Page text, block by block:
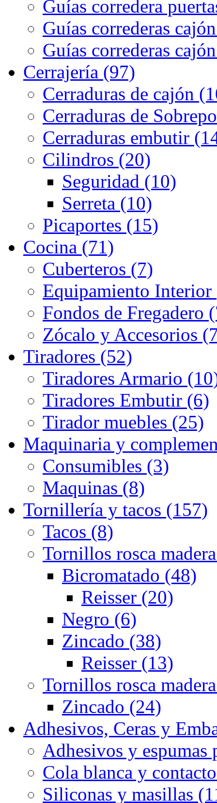
Guías corredera
Guías correderas
Guías correderas
Cerrajería (97)
Cerraduras de cajón
Cerraduras de
Cerraduras embutir
Cilindros (20)
Seguridad (10)
Serreta (10)
Picaportes (15)
Cocina (71)
Cuberteros (7)
Equipamiento Interior
Fondos de Fregadero
Zócalo y Accesorios
Tiradores (52)
Tiradores Armario
Tiradores Embutir (6)
Tirador muebles (25)
Maquinaria y
Consumibles (3)
Maquinas (8)
Tornillería y tacos (157)
Tacos (8)
Tornillos rosca
Bicromatado (48)
Reisser (20)
Negro (6)
Zincado (38)
Reisser (13)
Tornillos rosca
Zincado (24)
Adhesivos, Ceras y
Adhesivos y
Cola blanca y
Siliconas y masillas